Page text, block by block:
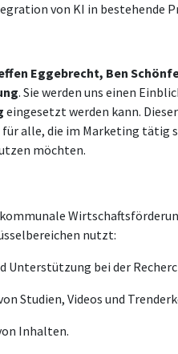
von KI in bestehende
Eggebrecht, Ben
. Sie werden uns einen
eingesetzt werden kann.
alle, die im Marketing tätig
möchten.
kommunale
nutzt:
Unterstützung bei der
Studien, Videos und
Inhalten.